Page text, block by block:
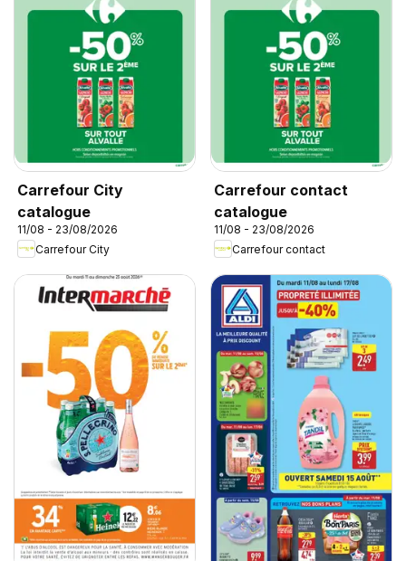
Carrefour City
catalogue
11/08 - 23/08/2026
Carrefour City
Carrefour contact
catalogue
11/08 - 23/08/2026
Carrefour contact